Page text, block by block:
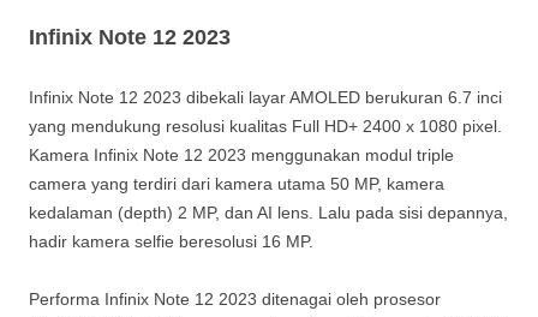
Infinix Note 12 2023
Infinix Note 12 2023 dibekali layar AMOLED berukuran 6.7 inci
yang mendukung resolusi kualitas Full HD+ 2400 x 1080 pixel.
Kamera Infinix Note 12 2023 menggunakan modul triple
camera yang terdiri dari kamera utama 50 MP, kamera
kedalaman (depth) 2 MP, dan AI lens. Lalu pada sisi depannya,
hadir kamera selfie beresolusi 16 MP.
Performa Infinix Note 12 2023 ditenagai oleh prosesor